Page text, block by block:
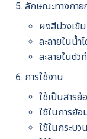
ลักษณะทางกาย
ผงสีม่วงเข้ม
ละลายในน้ำไ
ละลายในตัว
การใช้งาน
ใช้เป็นสารย้
ใช้ในการย้อ
ใช้ในกระบว